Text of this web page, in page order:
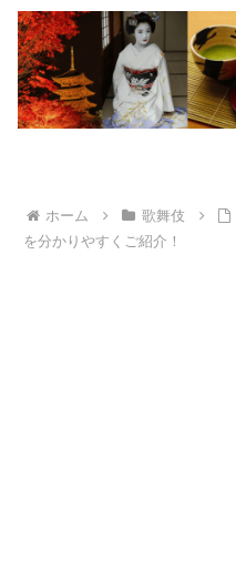
ホーム 歌舞伎
を分かりやすくご紹介！